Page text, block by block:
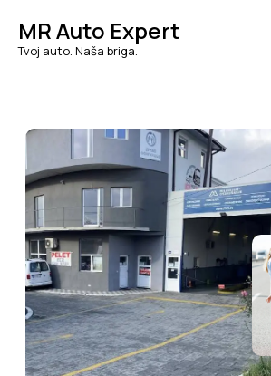
MR Auto Expert
Tvoj auto. Naša briga.